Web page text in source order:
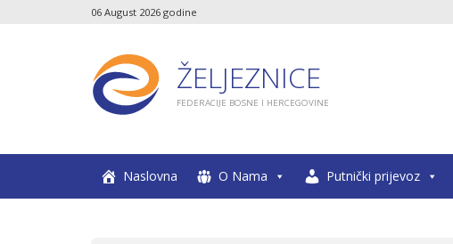
06 August 2026 godine
ŽELJEZNICE
FEDERACIJE BOSNE I HERCEGOVINE
Naslovna O Nama Putnički prijevoz